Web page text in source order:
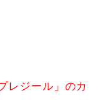
ジール」のカ